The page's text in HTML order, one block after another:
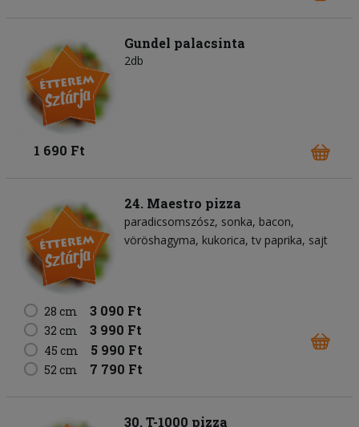
Gundel palacsinta
2db
1 690 Ft
24. Maestro pizza
paradicsomszósz sonka bacon
vöröshagyma kukorica tv paprika sajt
28 cm 3 090 Ft
32 cm 3 990 Ft
45 cm 5 990 Ft
52 cm 7 790 Ft
30. T-1000 pizza